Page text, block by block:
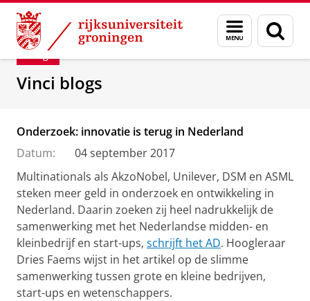
Skip
Content
Skip
Navigation
Menu
en
zoeken
Department of Innovation Management &
Blog
Vinci blogs
Onderzoek: innovatie is terug in Nederland
Datum:
04 september 2017
Multinationals als AkzoNobel, Unilever, DSM en ASML
steken meer geld in onderzoek en ontwikkeling in
Nederland. Daarin zoeken zij heel nadrukkelijk de
samenwerking met het Nederlandse midden- en
kleinbedrijf en start-ups, schrijft het AD. Hoogleraar
Dries Faems wijst in het artikel op de slimme
samenwerking tussen grote en kleine bedrijven,
start-ups en wetenschappers.